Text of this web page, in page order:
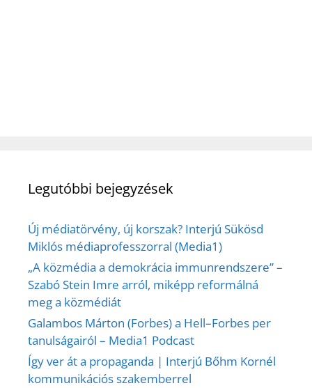
Legutóbbi bejegyzések
Új médiatörvény, új korszak? Interjú Sükösd
Miklós médiaprofesszorral (Media1)
„A közmédia a demokrácia immunrendszere” –
Szabó Stein Imre arról, miképp reformálná
meg a közmédiát
Galambos Márton (Forbes) a Hell–Forbes per
tanulságairól – Media1 Podcast
Így ver át a propaganda | Interjú Bőhm Kornél
kommunikációs szakemberrel